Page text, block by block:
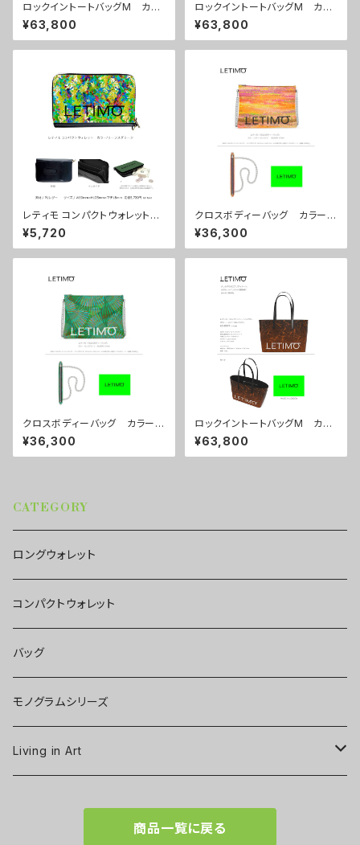
ロックイントートバッグM カラ
ー/センスグリーン ■配送まで
約１か月
¥63,800
ロックイントートバッグM カラ
ー/ミストラルブラック ■配送
まで約１か月
¥63,800
レティモ コンパクトウォレット
カラー/リーフスグリーン ■配
送まで3週間
¥5,720
クロスボディーバッグ カラー/
シティーサンライズ ■配送ま
で約１か月
¥36,300
クロスボディーバッグ カラー/
センスグリーン ■配送まで約
１か月
¥36,300
ロックイントートバッグM カラ
ー/ミストラルボルドー ■配送
まで約１か月
¥63,800
CATEGORY
ロングウォレット
コンパクトウォレット
バッグ
モノグラムシリーズ
Living in Art
商品一覧に戻る